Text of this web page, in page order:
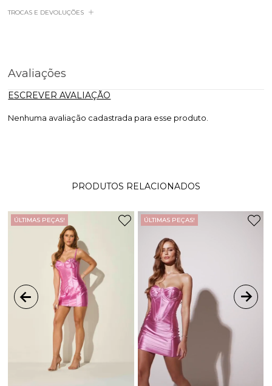
TROCAS E DEVOLUÇÕES
Avaliações
ESCREVER AVALIAÇÃO
Nenhuma avaliação cadastrada para esse produto.
PRODUTOS RELACIONADOS
ÚLTIMAS PEÇAS! ÚLTIMAS PEÇAS!